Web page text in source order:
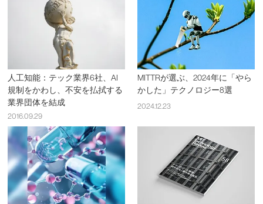
人工知能：テック業界6社、AI
規制をかわし、不安を払拭する
業界団体を結成
2016.09.29
MITTRが選ぶ、2024年に「やら
かした」テクノロジー8選
2024.12.23